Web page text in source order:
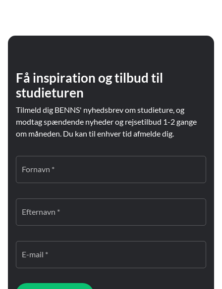
Få inspiration og tilbud til
studieturen
Tilmeld dig BENNS' nyhedsbrev om studieture, og
modtag spændende nyheder og rejsetilbud 1-2 gange
om måneden. Du kan til enhver tid afmelde dig.
Fornavn *
Efternavn *
E-mail *